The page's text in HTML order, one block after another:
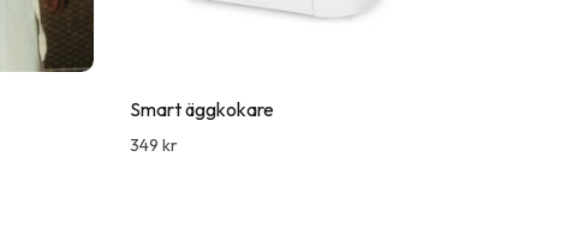
Smart äggkokare
349 kr